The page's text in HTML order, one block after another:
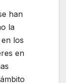
han
la
los
en